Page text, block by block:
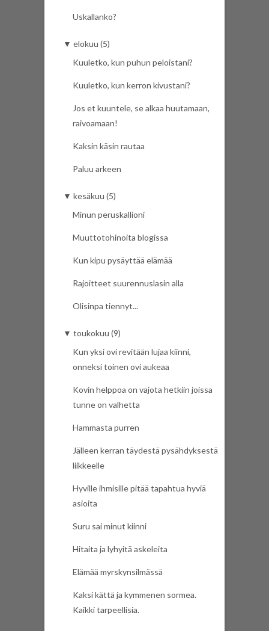
Uskallanko?
▼ elokuu (5)
Kuuletko, kun puhun peloistani?
Kuuletko, kun kerron kivustani?
Jos et kuuntele, se alkaa huutamaan,
raivoamaan!
Kaksin käsin rautaa
Paluu arkeen
▼ kesäkuu (5)
Minun peruskallioni
Muuttotohinoita blogissa
Kun kipu pysäyttää elämää
Rajoitteet suurennuslasin alla
Olisinpa tiennyt...
▼ toukokuu (9)
Kun yksi ovi revitään lujaa kiinni,
onneksi toinen ovi aukeaa
Kovin helppoa on vajota hetkiin joissa
tunne on valhetta
Hammasta purren
Jälleen kerran täydestä pysähdyksestä
liikkeelle
Hyville ihmisille pitää tapahtua hyviä
asioita
Suru sai minut kiinni
Hitaita ja lyhyitä askeleita
Elämää myrskynsilmässä
Kaksi kättä ja kymmenen sormea.
Kaikki tarpeellisia.